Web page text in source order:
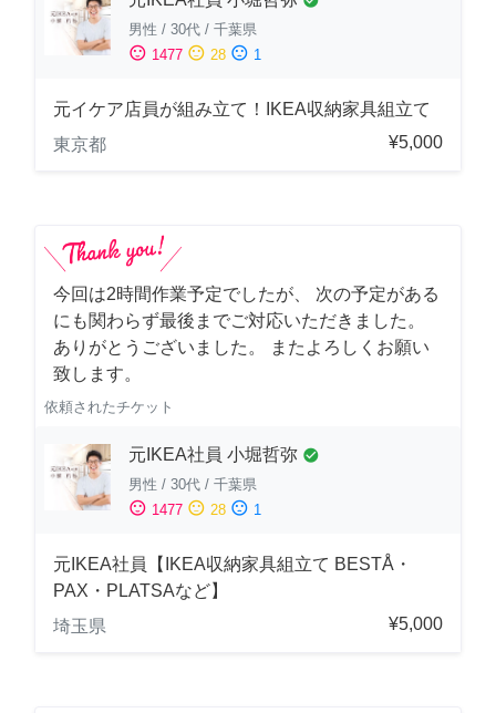
男性 / 30代 / 千葉県
sentiment_satisfied 1477 sentiment_neutral 28 sentiment_dissatisfied 1
元イケア店員が組み立て！IKEA収納家具組立て
東京都
¥5,000
今回は2時間作業予定でしたが、 次の予定がある
にも関わらず最後までご対応いただきました。
ありがとうございました。 またよろしくお願い
致します。
依頼されたチケット
元IKEA社員 小堀哲弥 check_circle
男性 / 30代 / 千葉県
sentiment_satisfied 1477 sentiment_neutral 28 sentiment_dissatisfied 1
元IKEA社員【IKEA収納家具組立て BESTÅ・
PAX・PLATSAなど】
埼玉県
¥5,000